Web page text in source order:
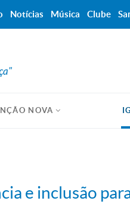
NOVA
e inclusão
Notícias Música Clube